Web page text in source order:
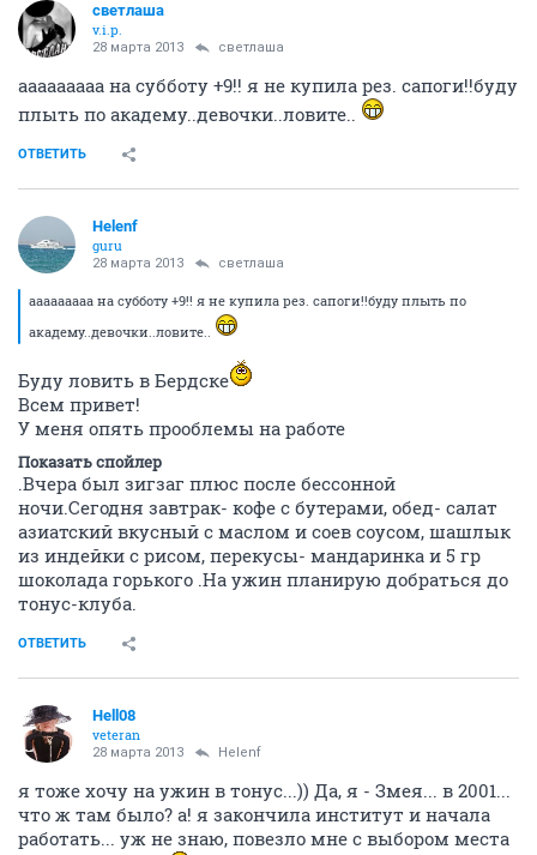
светлаша
v.i.p.
28 марта 2013 светлаша
ааааааааа на субботу +9!! я не купила рез. сапоги!!буду
плыть по академу..девочки..ловите..
ОТВЕТИТЬ
Helenf
guru
28 марта 2013 светлаша
ааааааааа на субботу +9!! я не купила рез. сапоги!!буду плыть по
академу..девочки..ловите..
Буду ловить в Бердске
Всем привет!
У меня опять прооблемы на работе
Показать спойлер
.Вчера был зигзаг плюс после бессонной
ночи.Сегодня завтрак- кофе с бутерами, обед- салат
азиатский вкусный с маслом и соев соусом, шашлык
из индейки с рисом, перекусы- мандаринка и 5 гр
шоколада горького .На ужин планирую добраться до
тонус-клуба.
ОТВЕТИТЬ
Hell08
veteran
28 марта 2013 Helenf
я тоже хочу на ужин в тонус...)) Да, я - Змея... в 2001...
что ж там было? а! я закончила институт и начала
работать... уж не знаю, повезло мне с выбором места